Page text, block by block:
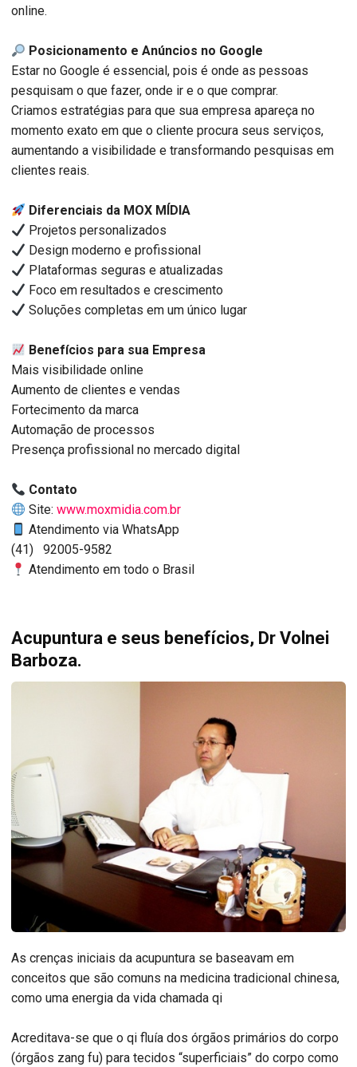
online.
Posicionamento e Anúncios no Google
Estar no Google é essencial, pois é onde as pessoas
pesquisam o que fazer, onde ir e o que comprar.
Criamos estratégias para que sua empresa apareça no
momento exato em que o cliente procura seus serviços,
aumentando a visibilidade e transformando pesquisas em
clientes reais.
Diferenciais da MOX MÍDIA
Projetos personalizados
Design moderno e profissional
Plataformas seguras e atualizadas
Foco em resultados e crescimento
Soluções completas em um único lugar
Benefícios para sua Empresa
Mais visibilidade online
Aumento de clientes e vendas
Fortecimento da marca
Automação de processos
Presença profissional no mercado digital
Contato
Site:www.moxmidia.com.br
Atendimento via WhatsApp
(41) 92005-9582
Atendimento em todo o Brasil
Acupuntura e seus benefícios, Dr Volnei
Barboza.
As crenças iniciais da acupuntura se baseavam em
conceitos que são comuns na medicina tradicional chinesa,
como uma energia da vida chamada qi
Acreditava-se que o qi fluía dos órgãos primários do corpo
(órgãos zang fu) para tecidos “superficiais” do corpo como